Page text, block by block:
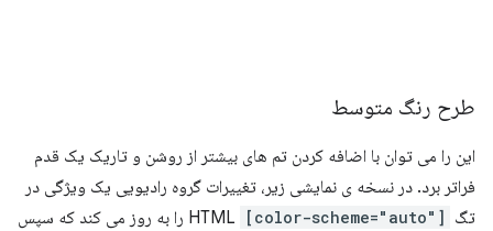
طرح رنگ متوسط
این را می توان با اضافه کردن تم های بیشتر از روشن و تاریک یک قدم
فراتر برد. در نسخه ی نمایشی زیر، تغییرات گروه رادیویی یک ویژگی در
تگ HTML
[color-scheme="auto"]
را به روز می کند که سپس